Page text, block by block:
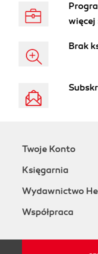
więcej
Brak
Twoje Konto
Księgarnia
Wydawnictwo
Współpraca